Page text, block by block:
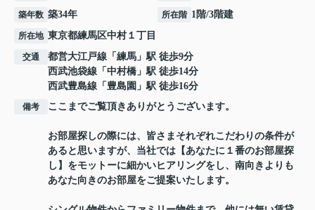
築年数 築34年 所在階 1階/3階建
所在地 東京都練馬区中村１丁目
交通 都営大江戸線 「 練馬 」駅 徒歩9分
西武池袋線 「 中村橋 」駅 徒歩14分
西武豊島線 「 豊島園 」駅 徒歩16分
備考 ここまでご覧頂きありがとうございます。
お部屋探しの際には、皆さまそれぞれこだわりの条件が
あると思いますが、当社では【あなたに１番のお部屋探
し】をモットーに細かいヒアリングをし、南向きよりも
あなた向きのお部屋をご提案いたします。